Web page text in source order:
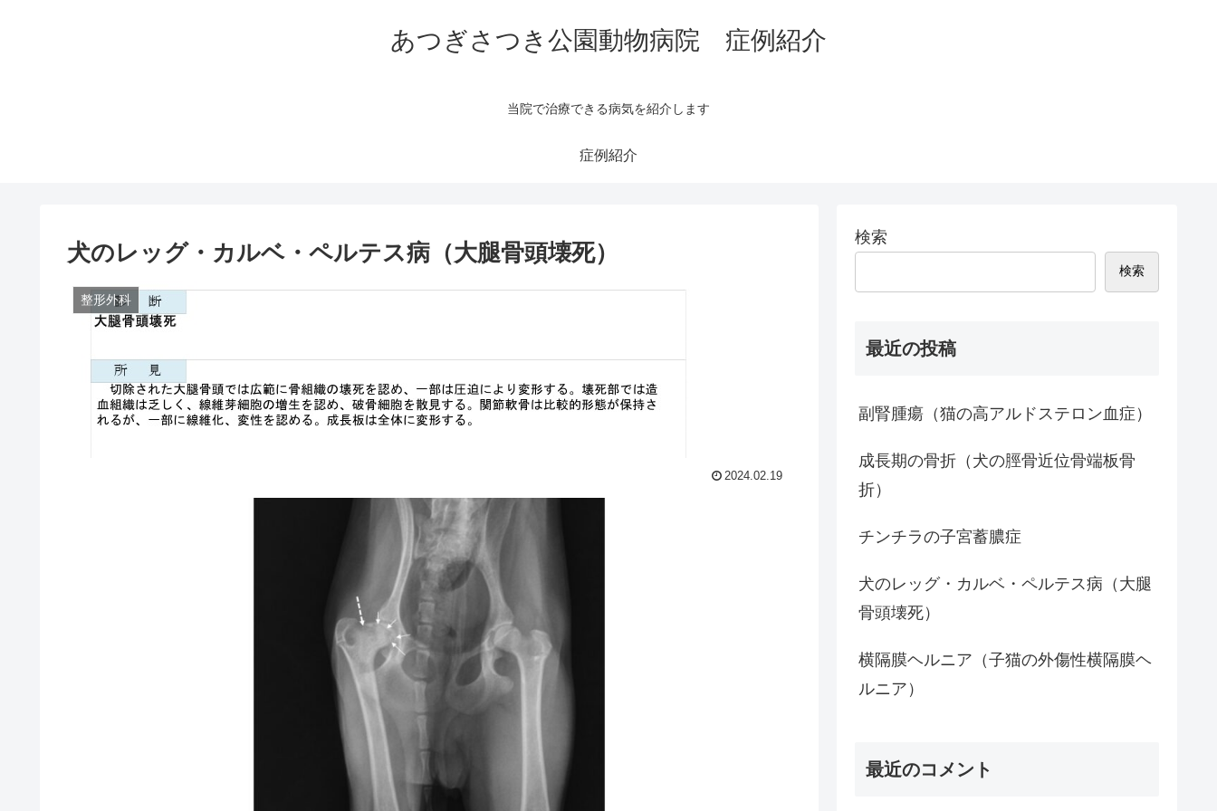
あつぎさつき公園動物病院 症例紹介
当院で治療できる病気を紹介します
症例紹介
犬のレッグ・カルベ・ペルテス病（大腿骨頭壊死）
整形外科
2024.02.19
検索
検索
最近の投稿
副腎腫瘍（猫の高アルドステロン血症）
成長期の骨折（犬の脛骨近位骨端板骨
折）
チンチラの子宮蓄膿症
犬のレッグ・カルベ・ペルテス病（大腿
骨頭壊死）
横隔膜ヘルニア（子猫の外傷性横隔膜ヘ
ルニア）
最近のコメント